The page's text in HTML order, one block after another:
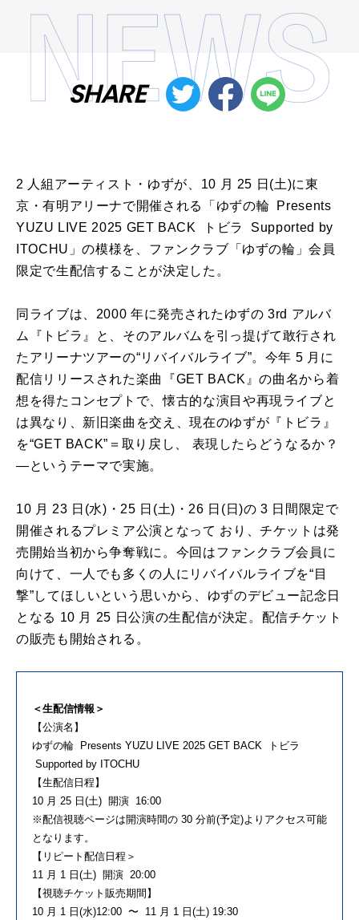
SHARE
2 ⼈組アーティスト・ゆずが、10 ⽉ 25 ⽇(⼟)に東
京・有明アリーナで開催される「ゆずの輪 Presents
YUZU LIVE 2025 GET BACK トビラ Supported by
ITOCHU」の模様を、ファンクラブ「ゆずの輪」会員
限定で⽣配信することが決定した。
同ライブは、2000 年に発売されたゆずの 3rd アルバ
ム『トビラ』と、そのアルバムを引っ提げて敢⾏され
たアリーナツアーの“リバイバルライブ”。今年 5 ⽉に
配信リリースされた楽曲『GET BACK』の曲名から着
想を得たコンセプトで、懐古的な演⽬や再現ライブと
は異なり、新旧楽曲を交え、現在のゆずが『トビラ』
を“GET BACK”＝取り戻し、 表現したらどうなるか？
―というテーマで実施。
10 ⽉ 23 ⽇(⽔)・25 ⽇(⼟)・26 ⽇(⽇)の 3 ⽇間限定で
開催されるプレミア公演となって おり、チケットは発
売開始当初から争奪戦に。今回はファンクラブ会員に
向けて、⼀⼈でも多くの⼈にリバイバルライブを“⽬
撃”してほしいという思いから、ゆずのデビュー記念⽇
となる 10 ⽉ 25 ⽇公演の⽣配信が決定。配信チケット
の販売も開始される。
＜⽣配信情報＞
【公演名】
ゆずの輪 Presents YUZU LIVE 2025 GET BACK トビラ
Supported by ITOCHU
【⽣配信⽇程】
10 ⽉ 25 ⽇(⼟) 開演 16:00
※配信視聴ページは開演時間の 30 分前(予定)よりアクセス可能
となります。
【リピート配信⽇程＞
11 ⽉ 1 ⽇(⼟) 開演 20:00
【視聴チケット販売期間】
10 ⽉ 1 ⽇(⽔)12:00 〜 11 ⽉ 1 ⽇(⼟) 19:30